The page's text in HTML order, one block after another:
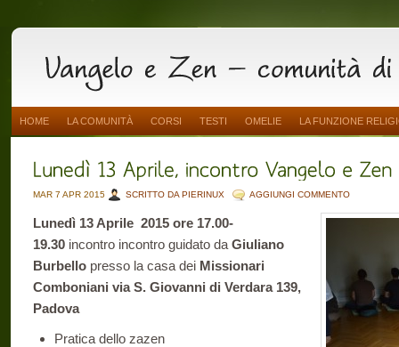
HOME LA COMUNITÀ CORSI TESTI OMELIE LA FUNZIONE
MAR 7 APR 2015 SCRITTO DA PIERINUX AGGIUNGI COMMENTO
Lunedì 13 Aprile 2015 ore 17.00-
19.30 incontro incontro guidato da Giuliano
Burbello presso la casa dei Missionari
Comboniani via S. Giovanni di Verdara 139,
Padova
Pratica dello zazen